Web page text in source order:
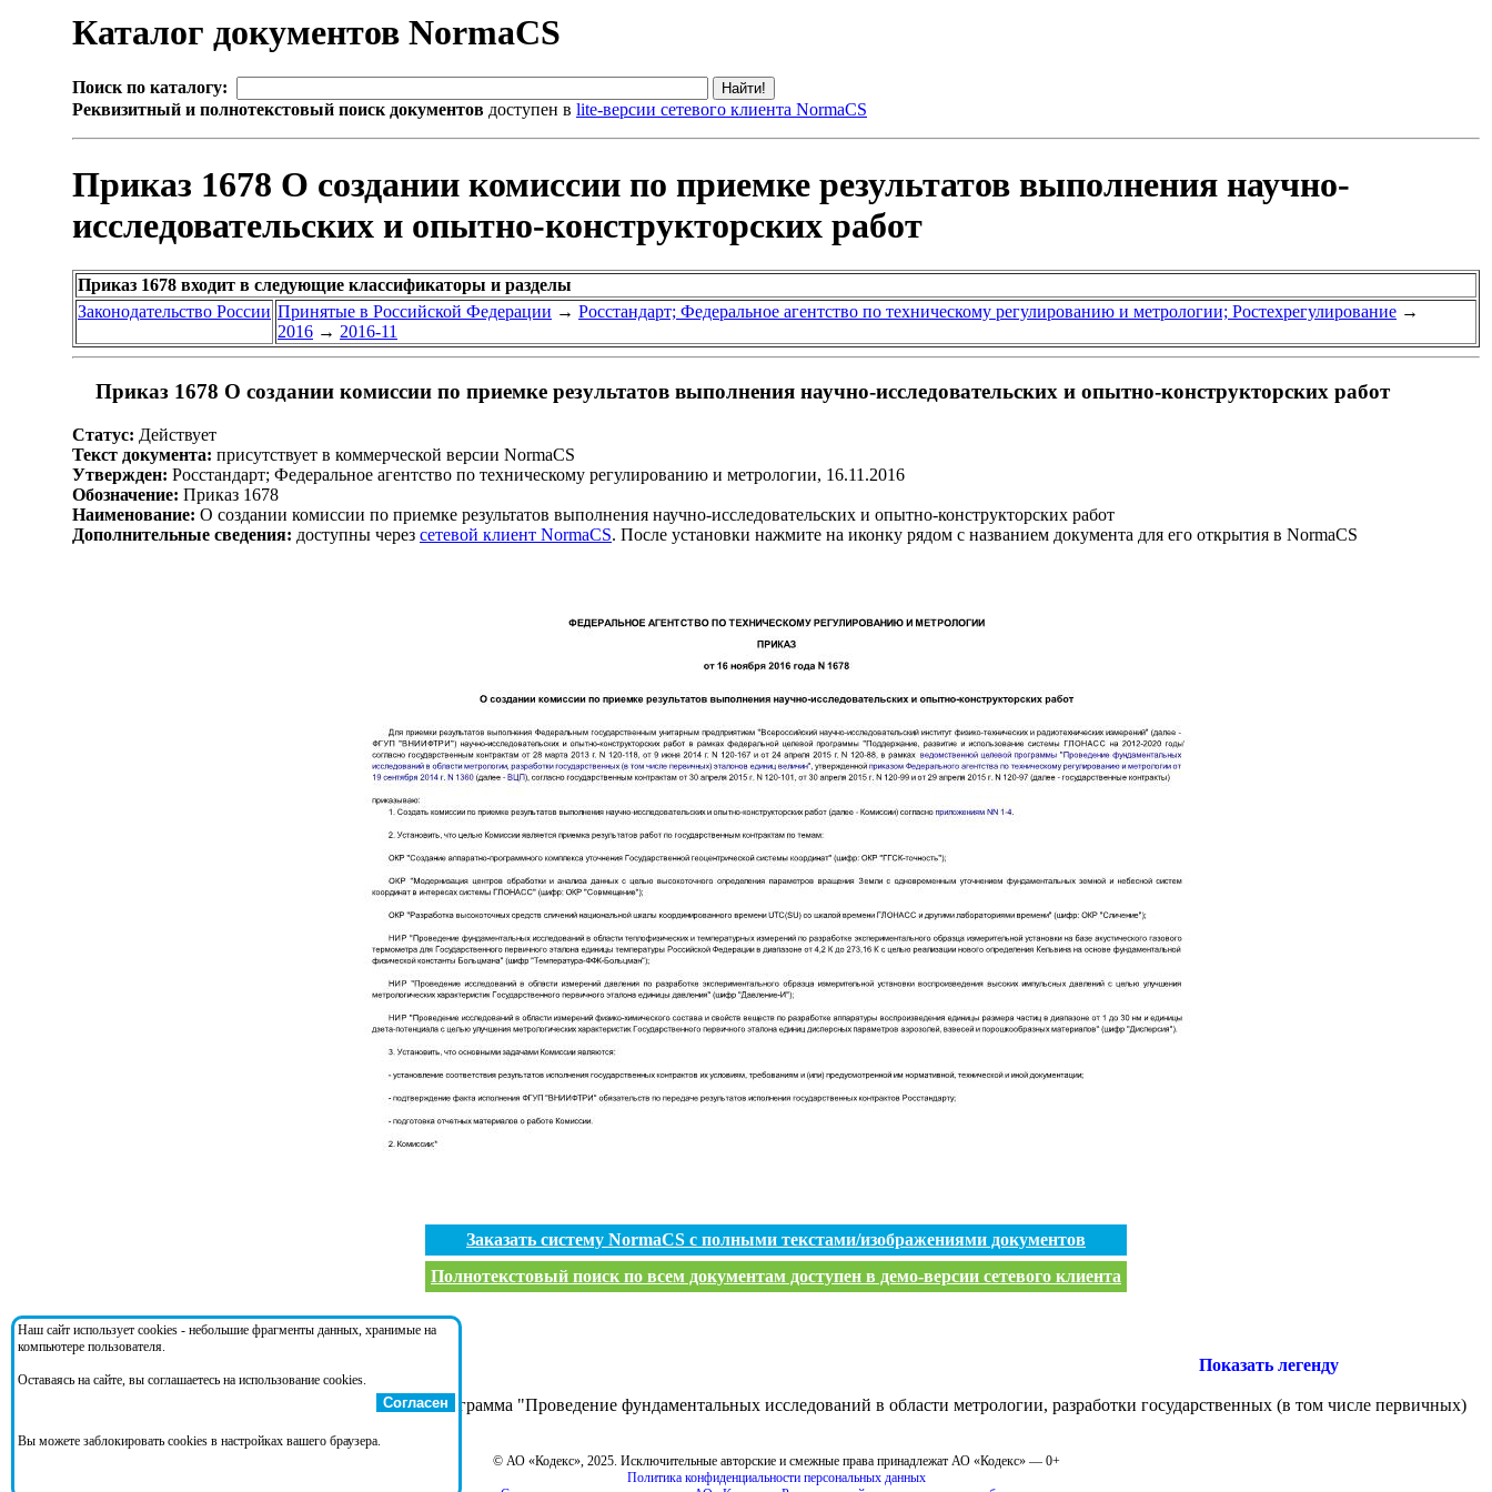
Каталог документов NormaCS
Поиск по каталогу:
Реквизитный и полнотекстовый поиск документов доступен в lite-версии сетевого клиента NormaCS
Приказ 1678 О создании комиссии по приемке результатов выполнения научно-
исследовательских и опытно-конструкторских работ
Приказ 1678 входит в следующие классификаторы и разделы
Законодательство России Принятые в Российской Федерации → Росстандарт; Федеральное агентство по техническому регулированию и метрологии; Ростехрегулирование →
2016 → 2016-11
Приказ 1678 О создании комиссии по приемке результатов выполнения научно-исследовательских и опытно-конструкторских работ
Статус: Действует
Текст документа: присутствует в коммерческой версии NormaCS
Утвержден: Росстандарт; Федеральное агентство по техническому регулированию и метрологии, 16.11.2016
Обозначение: Приказ 1678
Наименование: О создании комиссии по приемке результатов выполнения научно-исследовательских и опытно-конструкторских работ
Дополнительные сведения: доступны через сетевой клиент NormaCS. После установки нажмите на иконку рядом с названием документа для его открытия в NormaCS
Заказать систему NormaCS с полными текстами/изображениями документов
Полнотекстовый поиск по всем документам доступен в демо-версии сетевого клиента
Документ ссылается на:
Показать легенду
- Ведомственная целевая программа "Проведение фундаментальных исследований в области метрологии, разработки государственных (в том числе первичных)
© АО «Кодекс», 2025. Исключительные авторские и смежные права принадлежат АО «Кодекс» — 0+
Политика конфиденциальности персональных данных
Наш сайт использует cookies - небольшие фрагменты данных, хранимые на
компьютере пользователя.
Оставаясь на сайте, вы соглашаетесь на использование cookies.
Согласен
Вы можете заблокировать cookies в настройках вашего браузера.